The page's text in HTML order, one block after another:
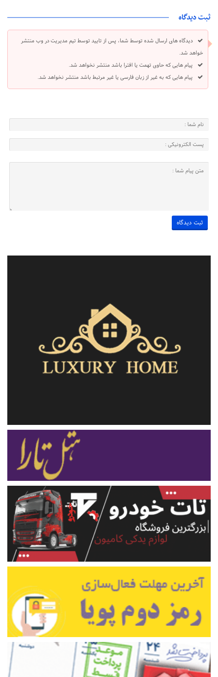
ثبت دیدگاه
دیدگاه های ارسال شده توسط شما، پس از تایید توسط تیم مدیریت در وب منتشر
خواهد شد.
پیام هایی که حاوی تهمت یا افترا باشد منتشر نخواهد شد.
پیام هایی که به غیر از زبان فارسی یا غیر مرتبط باشد منتشر نخواهد شد.